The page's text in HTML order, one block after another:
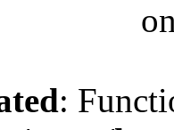
: